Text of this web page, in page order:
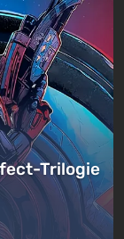
Trilogie